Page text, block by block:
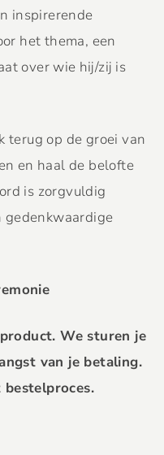
inspirerende
het thema, een
over wie hij/zij is
terug op de groei van
en haal de belofte
is zorgvuldig
gedenkwaardige
We sturen je
van je betaling.